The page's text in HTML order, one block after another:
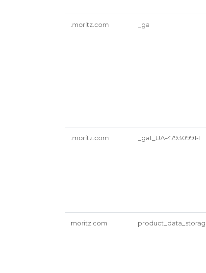
.moritz.com _ga
.moritz.com _gat_UA-47930991-1
moritz.com